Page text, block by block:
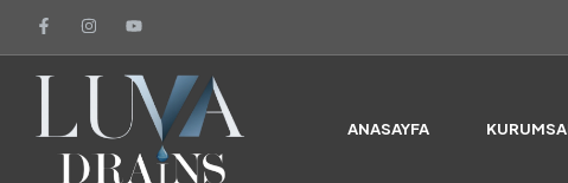
ANASAYFA
ANA SAYFA/LINEER DUŞ KANALLARI/PASLANMAZ ÇERÇEVELI